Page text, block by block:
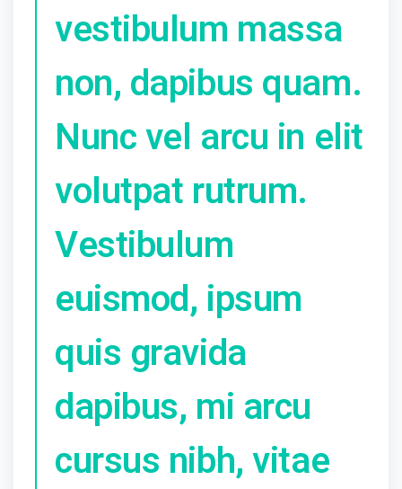
vestibulum massa
non, dapibus quam.
Nunc vel arcu in elit
volutpat rutrum.
Vestibulum
euismod, ipsum
quis gravida
dapibus, mi arcu
cursus nibh, vitae